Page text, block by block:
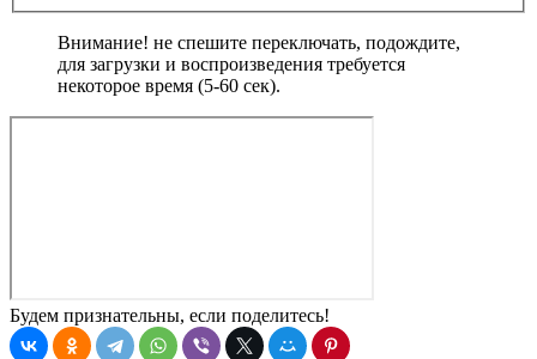
Внимание! не спешите переключать, подождите,
для загрузки и воспроизведения требуется
некоторое время (5-60 сек).
Будем признательны, если поделитесь!